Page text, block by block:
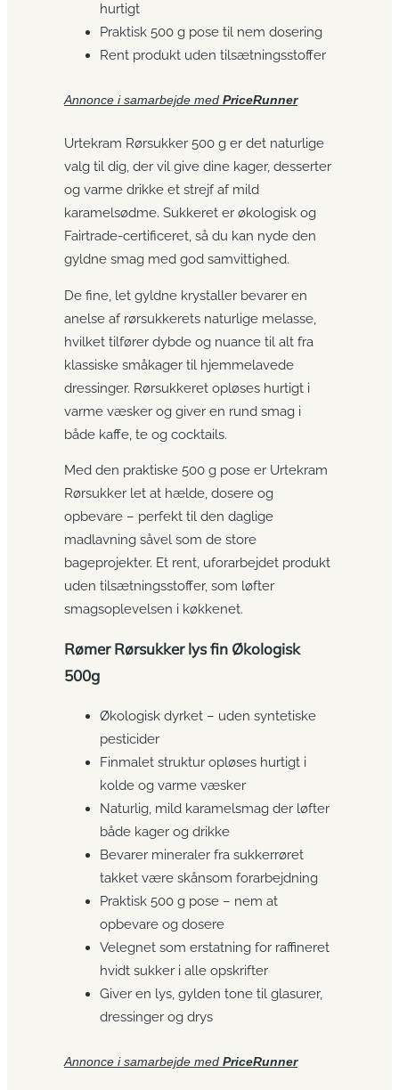
hurtigt
Praktisk 500 g pose til nem dosering
Rent produkt uden tilsætningsstoffer
Annonce i samarbejde med PriceRunner
Urtekram Rørsukker 500 g er det naturlige
valg til dig, der vil give dine kager, desserter
og varme drikke et strejf af mild
karamelsødme. Sukkeret er økologisk og
Fairtrade-certificeret, så du kan nyde den
gyldne smag med god samvittighed.
De fine, let gyldne krystaller bevarer en
anelse af rørsukkerets naturlige melasse,
hvilket tilfører dybde og nuance til alt fra
klassiske småkager til hjemmelavede
dressinger. Rørsukkeret opløses hurtigt i
varme væsker og giver en rund smag i
både kaffe, te og cocktails.
Med den praktiske 500 g pose er Urtekram
Rørsukker let at hælde, dosere og
opbevare – perfekt til den daglige
madlavning såvel som de store
bageprojekter. Et rent, uforarbejdet produkt
uden tilsætningsstoffer, som løfter
smagsoplevelsen i køkkenet.
Rømer Rørsukker lys fin Økologisk
500g
Økologisk dyrket – uden syntetiske
pesticider
Finmalet struktur opløses hurtigt i
kolde og varme væsker
Naturlig, mild karamelsmag der løfter
både kager og drikke
Bevarer mineraler fra sukkerrøret
takket være skånsom forarbejdning
Praktisk 500 g pose – nem at
opbevare og dosere
Velegnet som erstatning for raffineret
hvidt sukker i alle opskrifter
Giver en lys, gylden tone til glasurer,
dressinger og drys
Annonce i samarbejde med PriceRunner